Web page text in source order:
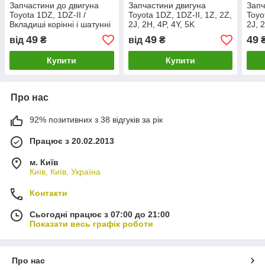
Запчастини до двигуна
Toyota 1DZ, 1DZ-II /
Вкладиші корінні і шатунні
від 49 ₴
Купити
Запчастини двигуна
Toyota 1DZ, 1DZ-II, 1Z, 2Z,
2J, 2H, 4P, 4Y, 5K
від 49₴
Купити
2J,
49
Про нас
92% позитивних з 38 відгуків за рік
Працює з 20.02.2013
м. Київ
Київ, Київ, Україна
Контакти
Сьогодні працює з 07:00 до 21:00
Показати весь графік роботи
Про нас